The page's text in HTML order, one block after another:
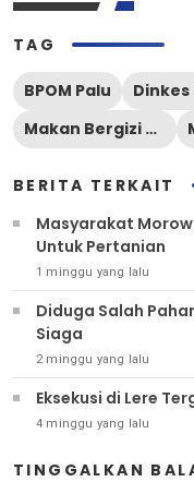
TAG
BPOM Palu
Makan Bergizi Gratis
BERITA TERKAIT
Masyarakat
Untuk Pertanian
1 minggu yang lalu
Diduga Salah
Siaga
2 minggu yang lalu
Eksekusi di Lere
4 minggu yang lalu
TINGGALKAN